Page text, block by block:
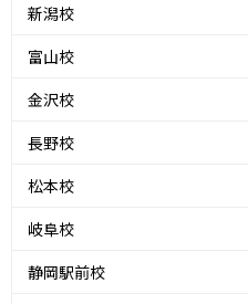
新潟校
富山校
金沢校
長野校
松本校
岐阜校
静岡駅前校